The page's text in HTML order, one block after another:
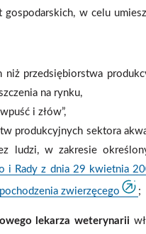
gospodarskich, w celu
niż przedsiębiorstwa
na rynku,
i złów”,
produkcyjnych sektora
ludzi, w zakresie
i Rady z dnia 29 kwietnia
zwierzęcego ;
lekarza weterynarii